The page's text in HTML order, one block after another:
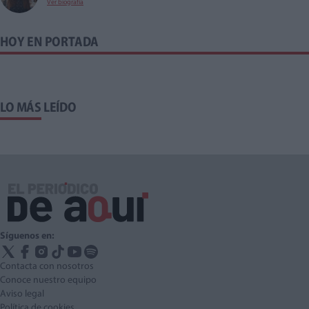
Ver biografía
HOY EN PORTADA
LO MÁS LEÍDO
Síguenos en:
Contacta con nosotros
Conoce nuestro equipo
Aviso legal